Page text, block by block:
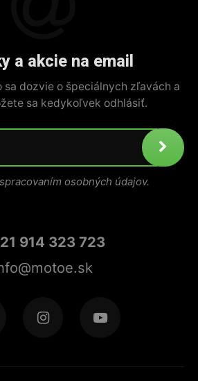
a akcie na email
dozvie o špeciálnych zľavách a
sa kedykoľvek odhlásiť.
osobných údajov.
914 323 723